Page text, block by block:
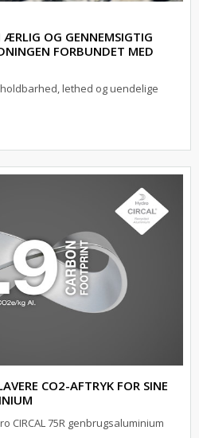
OG GENNEMSIGTIG
FORBUNDET MED
lethed og uendelige
CO2-AFTRYK FOR SINE
CIRCAL 75R genbrugsaluminium